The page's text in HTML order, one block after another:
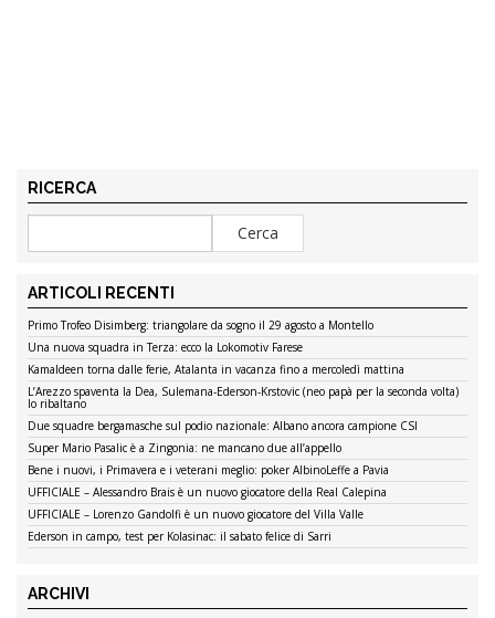
RICERCA
ARTICOLI RECENTI
Primo Trofeo Disimberg: triangolare da sogno il 29 agosto a Montello
Una nuova squadra in Terza: ecco la Lokomotiv Farese
Kamaldeen torna dalle ferie, Atalanta in vacanza fino a mercoledì mattina
L’Arezzo spaventa la Dea, Sulemana-Ederson-Krstovic (neo papà per la seconda volta)
lo ribaltano
Due squadre bergamasche sul podio nazionale: Albano ancora campione CSI
Super Mario Pasalic è a Zingonia: ne mancano due all’appello
Bene i nuovi, i Primavera e i veterani meglio: poker AlbinoLeffe a Pavia
UFFICIALE – Alessandro Brais è un nuovo giocatore della Real Calepina
UFFICIALE – Lorenzo Gandolfi è un nuovo giocatore del Villa Valle
Ederson in campo, test per Kolasinac: il sabato felice di Sarri
ARCHIVI